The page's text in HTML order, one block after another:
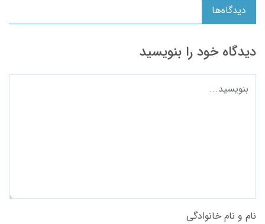
دیدگاه‌ها
دیدگاه خود را بنویسید
نام و نام خانوادگی